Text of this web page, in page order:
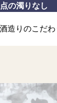
点の濁りな
酒造りのこだわ